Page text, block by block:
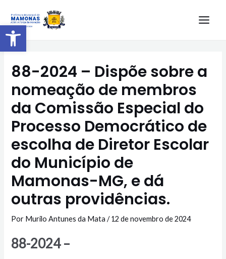
Barra de Ferramentas Aberta
88-2024 – Dispõe sobre a
nomeação de membros
da Comissão Especial do
Processo Democrático de
escolha de Diretor Escolar
do Município de
Mamonas-MG, e dá
outras providências.
Por Murilo Antunes da Mata/12 de novembro de 2024
88-2024 –